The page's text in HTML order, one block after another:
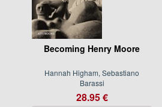
Becoming Henry Moore
Hannah Higham, Sebastiano
Barassi
28.95 €